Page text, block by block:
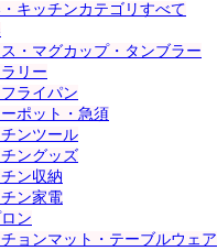
キッチンカテゴリすべて
・マグカップ・タンブラー
リー
ライパン
ポット・急須
ンツール
ングッズ
ン収納
ン家電
ン
ョンマット・テーブルウェア